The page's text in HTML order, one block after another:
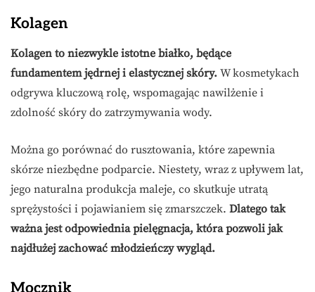
Kolagen
Kolagen to niezwykle istotne białko, będące
fundamentem jędrnej i elastycznej skóry. W kosmetykach
odgrywa kluczową rolę, wspomagając nawilżenie i
zdolność skóry do zatrzymywania wody.
Można go porównać do rusztowania, które zapewnia
skórze niezbędne podparcie. Niestety, wraz z upływem lat,
jego naturalna produkcja maleje, co skutkuje utratą
sprężystości i pojawianiem się zmarszczek. Dlatego tak
ważna jest odpowiednia pielęgnacja, która pozwoli jak
najdłużej zachować młodzieńczy wygląd.
Mocznik